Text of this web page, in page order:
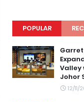
POPULAR
Valley
Johor
12/